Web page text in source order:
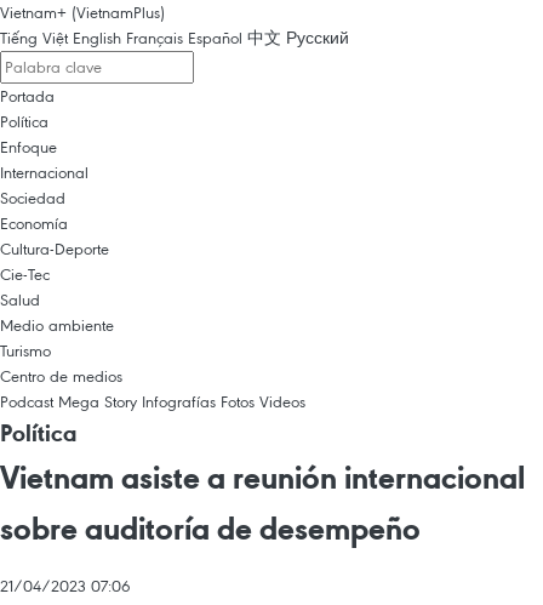
Vietnam+ (VietnamPlus)
Tiếng Việt English Français Español 中文 Русский
Portada
Política
Enfoque
Internacional
Sociedad
Economía
Cultura-Deporte
Cie-Tec
Salud
Medio ambiente
Turismo
Centro de medios
Podcast Mega Story Infografías Fotos Videos
Política
Vietnam asiste a reunión internacional
sobre auditoría de desempeño
21/04/2023 07:06